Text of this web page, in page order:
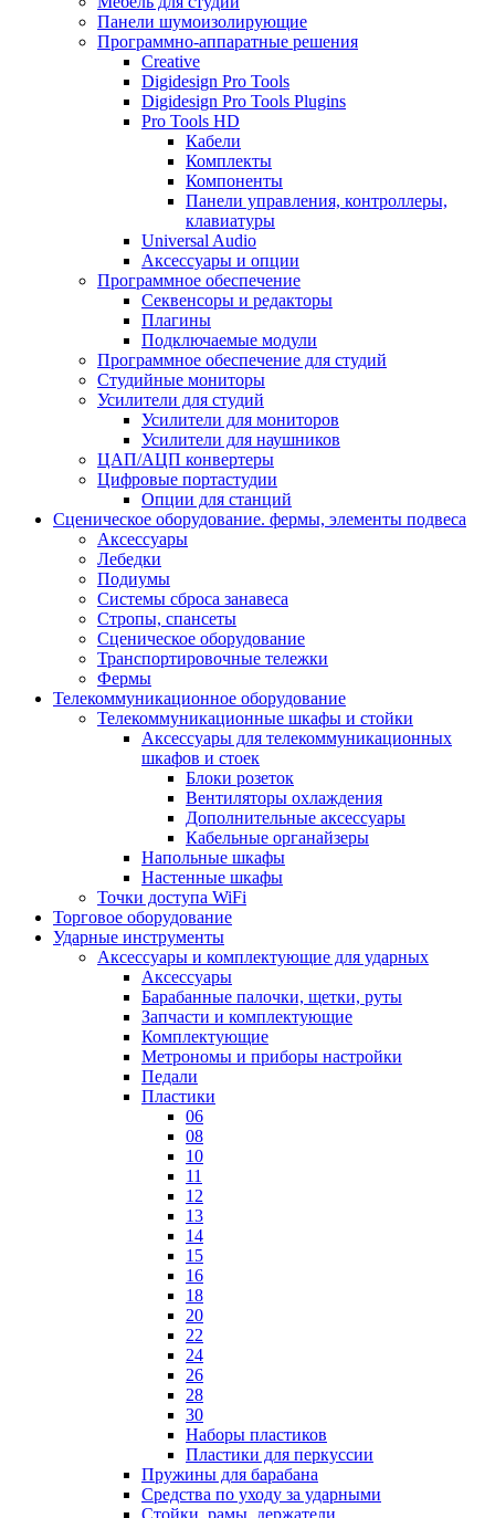
Панели шумоизолирующие
Программно-аппаратные решения
Creative
Digidesign Pro Tools
Digidesign Pro Tools Plugins
Pro Tools HD
Кабели
Комплекты
Компоненты
Панели управления, контроллеры,
клавиатуры
Universal Audio
Аксессуары и опции
Программное обеспечение
Cеквенсоры и редакторы
Плагины
Подключаемые модули
Программное обеспечение для студий
Студийные мониторы
Усилители для студий
Усилители для мониторов
Усилители для наушников
ЦАП/АЦП конвертеры
Цифровые портастудии
Опции для станций
Сценическое оборудование. фермы, элементы подвеса
Аксессуары
Лебедки
Подиумы
Системы сброса занавеса
Стропы, спансеты
Сценическое оборудование
Транспортировочные тележки
Фермы
Телекоммуникационное оборудование
Телекоммуникационные шкафы и стойки
Аксессуары для телекоммуникационных
шкафов и стоек
Блоки розеток
Вентиляторы охлаждения
Дополнительные аксессуары
Кабельные органайзеры
Напольные шкафы
Настенные шкафы
Точки доступа WiFi
Торговое оборудование
Ударные инструменты
Аксессуары и комплектующие для ударных
Аксессуары
Барабанные палочки, щетки, руты
Запчасти и комплектующие
Комплектующие
Метрономы и приборы настройки
Педали
Пластики
06
08
10
11
12
13
14
15
16
18
20
22
24
26
28
30
Наборы пластиков
Пластики для перкуссии
Пружины для барабана
Средства по уходу за ударными
Стойки, рамы, держатели